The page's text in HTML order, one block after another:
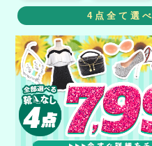
4点全て選